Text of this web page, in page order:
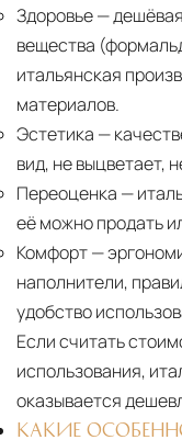
Здоровье—
вещества
итальянская
материалов.
Эстетика —
вид, не выцветает,
Переоценка —
её можно продать
Комфорт—
наполнители,
удобство
Если считать
использования,
оказывается
КАКИЕ